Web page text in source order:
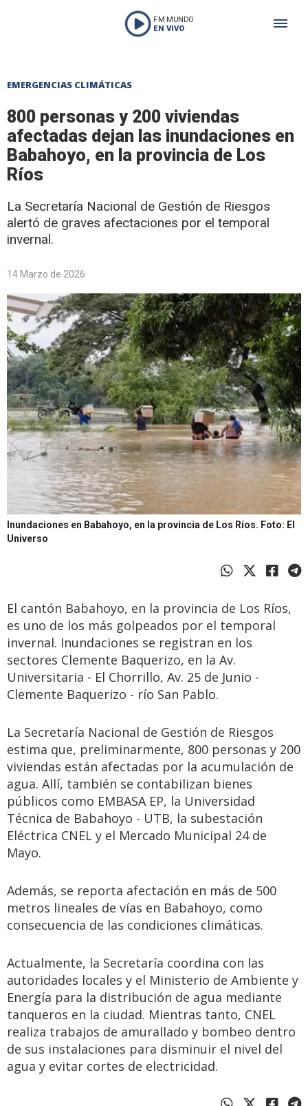
FM MUNDO
EN VIVO
EMERGENCIAS CLIMÁTICAS
800 personas y 200 viviendas
afectadas dejan las inundaciones en
Babahoyo, en la provincia de Los
Ríos
La Secretaría Nacional de Gestión de Riesgos
alertó de graves afectaciones por el temporal
invernal.
14 Marzo de 2026
Inundaciones en Babahoyo, en la provincia de Los Ríos. Foto: El
Universo
El cantón Babahoyo, en la provincia de Los Ríos,
es uno de los más golpeados por el temporal
invernal. Inundaciones se registran en los
sectores Clemente Baquerizo, en la Av.
Universitaria - El Chorrillo, Av. 25 de Junio -
Clemente Baquerizo - río San Pablo.
La Secretaría Nacional de Gestión de Riesgos
estima que, preliminarmente, 800 personas y 200
viviendas están afectadas por la acumulación de
agua. Allí, también se contabilizan bienes
públicos como EMBASA EP, la Universidad
Técnica de Babahoyo - UTB, la subestación
Eléctrica CNEL y el Mercado Municipal 24 de
Mayo.
Además, se reporta afectación en más de 500
metros lineales de vías en Babahoyo, como
consecuencia de las condiciones climáticas.
Actualmente, la Secretaría coordina con las
autoridades locales y el Ministerio de Ambiente y
Energía para la distribución de agua mediante
tanqueros en la ciudad. Mientras tanto, CNEL
realiza trabajos de amurallado y bombeo dentro
de sus instalaciones para disminuir el nivel del
agua y evitar cortes de electricidad.